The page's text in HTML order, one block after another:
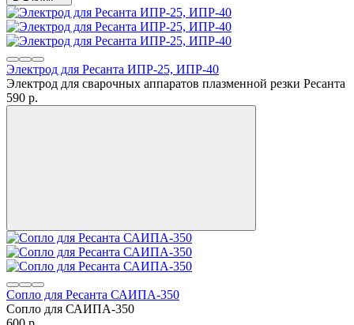
Электрод для Ресанта ИПР-25, ИПР-40
Электрод для сварочных аппаратов плазменной резки Ресанта
590 p.
Сопло для Ресанта САИПА-350
Сопло для САИПА-350